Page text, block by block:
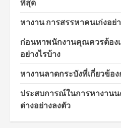
ที่สุด
หางาน การสรรหาคนเก่งอย่
ก่อนหาพนักงานคุณควรต้อง
อย่างไรบ้าง
หางานลาดกระบังที่เกี่ยวข้อ
ประสบการณ์ในการหางาน
ต่างอย่างลงตัว